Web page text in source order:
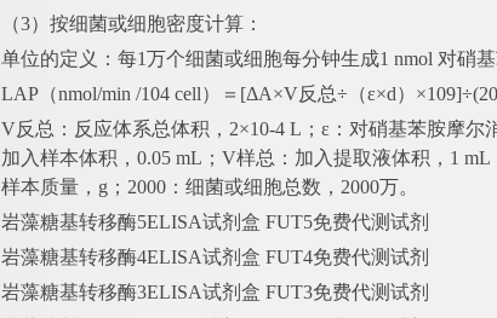
（3）按细菌或细胞密度计算：
单位的定义：每1万个细菌或细胞每分钟生成1 nmol 对硝
LAP（nmol/min /104 cell）＝[ΔA×V反总÷（ε×d）
V反总：反应体系总体积，2×10-4 L；ε：对硝基苯胺摩尔
加入样本体积，0.05 mL；V样总：加入提取液体积，1
样本质量，g；2000：细菌或细胞总数，2000万。
岩藻糖基转移酶5ELISA试剂盒 FUT5免费代测试剂
岩藻糖基转移酶4ELISA试剂盒 FUT4免费代测试剂
岩藻糖基转移酶3ELISA试剂盒 FUT3免费代测试剂